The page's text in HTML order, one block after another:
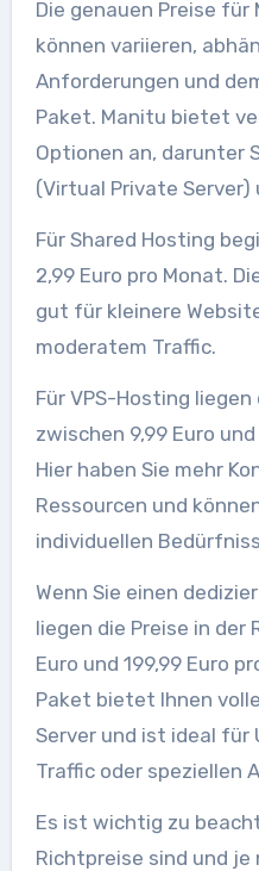
Die genauen Preise
können variieren,
Anforderungen und
Paket. Manitu bietet
Optionen an, darunter
(Virtual Private Server)
Für Shared Hosting
2,99 Euro pro Monat.
gut für kleinere
moderatem Traffic.
Für VPS-Hosting liegen
zwischen 9,99 Euro
Hier haben Sie mehr
Ressourcen und
individuellen
Wenn Sie einen
liegen die Preise in der
Euro und 199,99 Euro
Paket bietet Ihnen
Server und ist ideal für
Traffic oder speziellen
Es ist wichtig zu
Richtpreise sind und